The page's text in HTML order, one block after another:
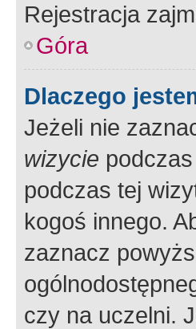
Rejestracja
Góra
Dlaczego
Jeżeli nie
wizycie
podczas tej
kogoś innego.
zaznacz
czy na uczelni.